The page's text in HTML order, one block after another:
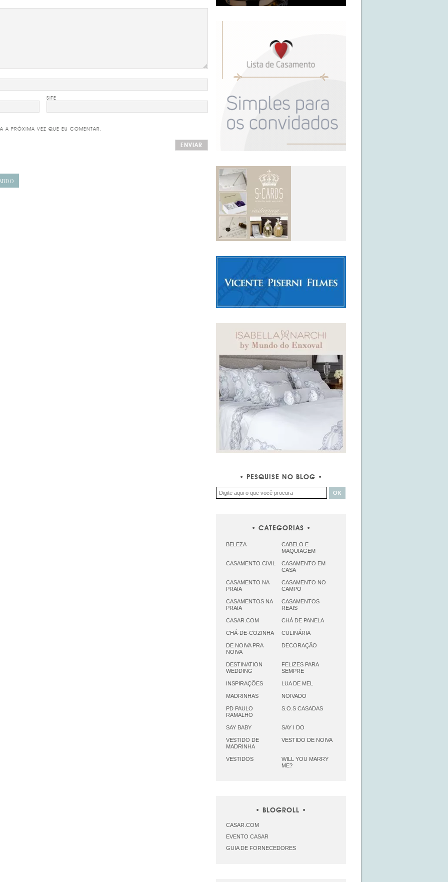
SITE
A PRÓXIMA VEZ QUE EU COMENTAR.
PESQUISE NO BLOG
CATEGORIAS
BELEZA
CABELO E
MAQUIAGEM
CASAMENTO CIVIL
CASAMENTO EM
CASA
CASAMENTO NA
PRAIA
CASAMENTO NO
CAMPO
CASAMENTOS NA
PRAIA
CASAMENTOS
REAIS
CASAR.COM CHÁ DE PANELA
CHÁ-DE-COZINHA CULINÁRIA
DE NOIVA PRA
NOIVA
DECORAÇÃO
DESTINATION
WEDDING
FELIZES PARA
SEMPRE
INSPIRAÇÕES LUA DE MEL
MADRINHAS NOIVADO
PD PAULO
RAMALHO
S.O.S CASADAS
SAY BABY SAY I DO
VESTIDO DE
MADRINHA
VESTIDO DE NOIVA
VESTIDOS
WILL YOU MARRY
ME?
BLOGROLL
CASAR.COM
EVENTO CASAR
GUIA DE FORNECEDORES